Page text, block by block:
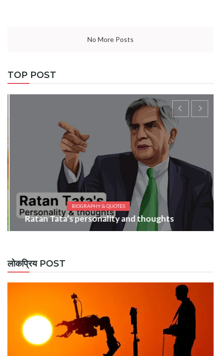
No More Posts
TOP POST
BIOGRAPHY & QUOTES
Ratan Tata’s personality and thoughts
लोकप्रिय POST